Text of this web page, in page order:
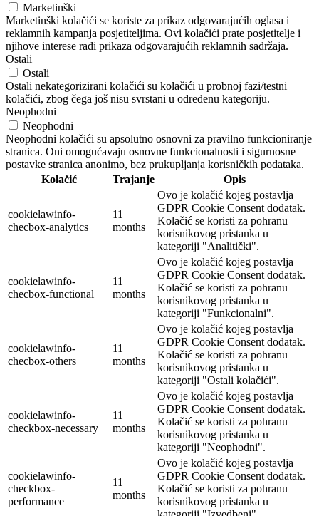
Marketinški
Marketinški kolačići se koriste za prikaz odgovarajućih oglasa i
reklamnih kampanja posjetiteljima. Ovi kolačići prate posjetitelje i
njihove interese radi prikaza odgovarajućih reklamnih sadržaja.
Ostali
Ostali
Ostali nekategorizirani kolačići su kolačići u probnoj fazi/testni
kolačići, zbog čega još nisu svrstani u određenu kategoriju.
Neophodni
Neophodni
Neophodni kolačići su apsolutno osnovni za pravilno funkcioniranje
stranica. Oni omogućavaju osnovne funkcionalnosti i sigurnosne
postavke stranica anonimo, bez prukupljanja korisničkih podataka.
Kolačić
Trajanje Opis
cookielawinfo-
checbox-analytics
11
months
Ovo je kolačić kojeg postavlja
GDPR Cookie Consent dodatak.
Kolačić se koristi za pohranu
korisnikovog pristanka u
kategoriji "Analitički".
cookielawinfo-
checbox-functional
11
months
Ovo je kolačić kojeg postavlja
GDPR Cookie Consent dodatak.
Kolačić se koristi za pohranu
korisnikovog pristanka u
kategoriji "Funkcionalni".
cookielawinfo-
checbox-others
11
months
Ovo je kolačić kojeg postavlja
GDPR Cookie Consent dodatak.
Kolačić se koristi za pohranu
korisnikovog pristanka u
kategoriji "Ostali kolačići".
cookielawinfo-
checkbox-necessary
11
months
Ovo je kolačić kojeg postavlja
GDPR Cookie Consent dodatak.
Kolačić se koristi za pohranu
korisnikovog pristanka u
kategoriji "Neophodni".
cookielawinfo-
checkbox-
performance
11
months
Ovo je kolačić kojeg postavlja
GDPR Cookie Consent dodatak.
Kolačić se koristi za pohranu
korisnikovog pristanka u